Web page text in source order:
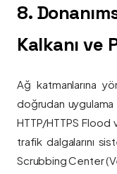
8.
Kalkanı ve
Ağ katmanlarına
doğrudan uygulama
HTTP/HTTPS
trafik dalgalarını
Scrubbing Center